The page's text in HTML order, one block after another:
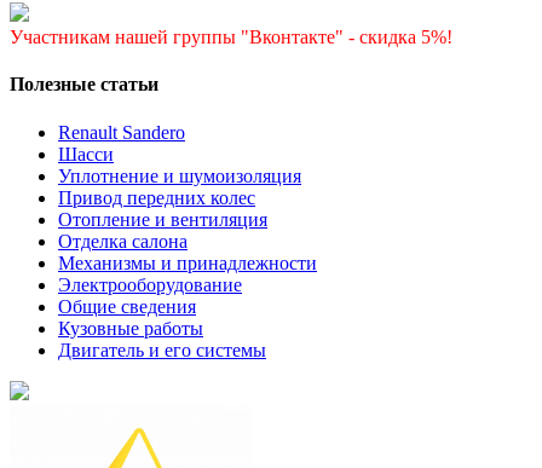
Участникам нашей группы "Вконтакте" - скидка 5%!
Полезные статьи
Renault Sandero
Шасси
Уплотнение и шумоизоляция
Привод передних колес
Отопление и вентиляция
Отделка салона
Механизмы и принадлежности
Электрооборудование
Общие сведения
Кузовные работы
Двигатель и его системы